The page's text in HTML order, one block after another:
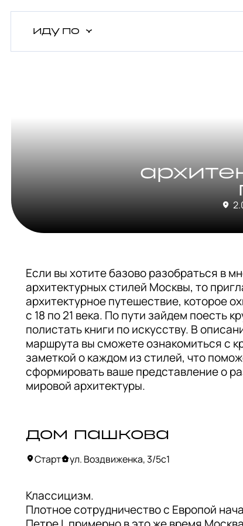
иду по
Если вы хотите базово разобраться в
архитектурных стилей Москвы, то
архитектурное путешествие, которое
с 18 по 21 века. По пути зайдем поесть
полистать книги по искусству. В
маршрута вы сможете ознакомиться с
заметкой о каждом из стилей, что
сформировать ваше представление о
мировой архитектуры.
дом пашкова
Старт ул. Воздвиженка, 3/5с1
Классицизм.
Плотное сотрудничество с Европой